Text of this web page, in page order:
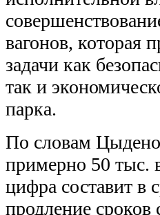
вагонов, которая
задачи как
так и
парка.
По словам
примерно 50 тыс.
цифра составит в
продление